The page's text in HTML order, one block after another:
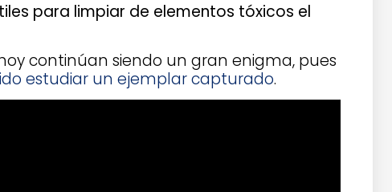
para limpiar de elementos tóxicos el
continúan siendo un gran enigma, pues
estudiar un ejemplar capturado.